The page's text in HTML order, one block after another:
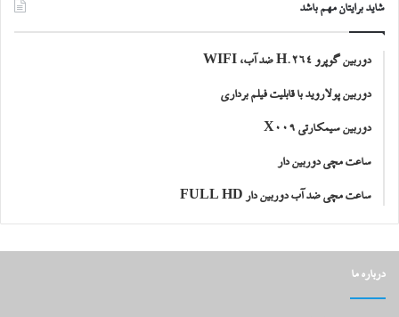
شاید برایتان مهم باشد
دوربین گوپرو H.264 ضد آب، WIFI
دوربین پولاروید با قابلیت فیلم برداری
دوربین سیمکارتی X009
ساعت مچی دوربین دار
ساعت مچی ضد آب دوربین دار FULL HD
درباره ما